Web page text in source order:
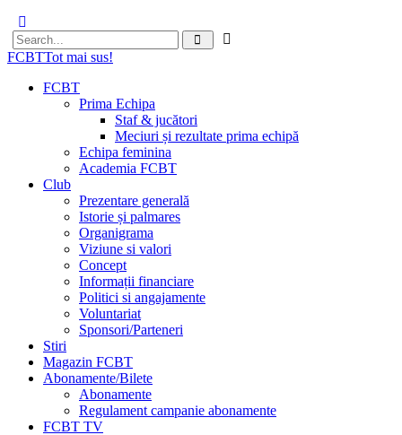
FCBTTot mai sus!
FCBT
Prima Echipa
Staf & jucători
Meciuri și rezultate prima echipă
Echipa feminina
Academia FCBT
Club
Prezentare generală
Istorie și palmares
Organigrama
Viziune si valori
Concept
Informații financiare
Politici si angajamente
Voluntariat
Sponsori/Parteneri
Stiri
Magazin FCBT
Abonamente/Bilete
Abonamente
Regulament campanie abonamente
FCBT TV